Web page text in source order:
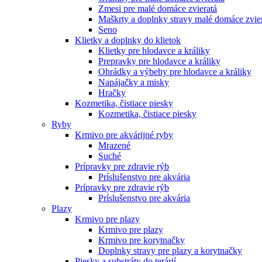
Zmesi pre malé domáce zvieratá
Maškrty a doplnky stravy malé domáce
Seno
Klietky a doplnky do klietok
Klietky pre hlodavce a králiky
Prepravky pre hlodavce a králiky
Ohrádky a výbehy pre hlodavce a králiky
Napájačky a misky
Hračky
Kozmetika, čistiace piesky
Kozmetika, čistiace piesky
Ryby
Krmivo pre akvárijné ryby
Mrazené
Suché
Prípravky pre zdravie rýb
Príslušenstvo pre akvária
Prípravky pre zdravie rýb
Príslušenstvo pre akvária
Plazy
Krmivo pre plazy
Krmivo pre plazy
Krmivo pre korytnačky
Doplnky stravy pre plazy a korytnačky